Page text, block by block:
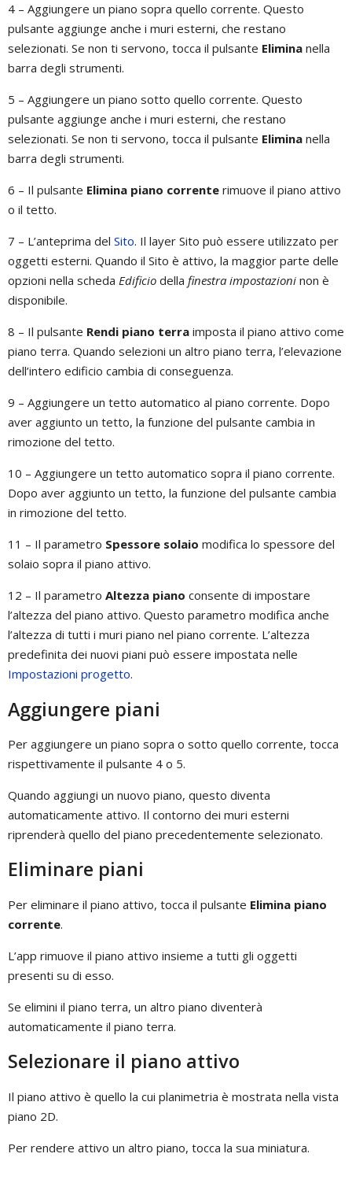
4 – Aggiungere un piano sopra quello corrente. Questo
pulsante aggiunge anche i muri esterni, che restano
selezionati. Se non ti servono, tocca il pulsante Elimina nella
barra degli strumenti.
5 – Aggiungere un piano sotto quello corrente. Questo
pulsante aggiunge anche i muri esterni, che restano
selezionati. Se non ti servono, tocca il pulsante Elimina nella
barra degli strumenti.
6 – Il pulsante Elimina piano corrente rimuove il piano attivo
o il tetto.
7 – L’anteprima del Sito. Il layer Sito può essere utilizzato per
oggetti esterni. Quando il Sito è attivo, la maggior parte delle
opzioni nella scheda Edificio della finestra impostazioni non è
disponibile.
8 – Il pulsante Rendi piano terra imposta il piano attivo come
piano terra. Quando selezioni un altro piano terra, l’elevazione
dell’intero edificio cambia di conseguenza.
9 – Aggiungere un tetto automatico al piano corrente. Dopo
aver aggiunto un tetto, la funzione del pulsante cambia in
rimozione del tetto.
10 – Aggiungere un tetto automatico sopra il piano corrente.
Dopo aver aggiunto un tetto, la funzione del pulsante cambia
in rimozione del tetto.
11 – Il parametro Spessore solaio modifica lo spessore del
solaio sopra il piano attivo.
12 – Il parametro Altezza piano consente di impostare
l’altezza del piano attivo. Questo parametro modifica anche
l’altezza di tutti i muri piano nel piano corrente. L’altezza
predefinita dei nuovi piani può essere impostata nelle
Impostazioni progetto.
Aggiungere piani
Per aggiungere un piano sopra o sotto quello corrente, tocca
rispettivamente il pulsante 4 o 5.
Quando aggiungi un nuovo piano, questo diventa
automaticamente attivo. Il contorno dei muri esterni
riprenderà quello del piano precedentemente selezionato.
Eliminare piani
Per eliminare il piano attivo, tocca il pulsante Elimina piano
corrente.
L’app rimuove il piano attivo insieme a tutti gli oggetti
presenti su di esso.
Se elimini il piano terra, un altro piano diventerà
automaticamente il piano terra.
Selezionare il piano attivo
Il piano attivo è quello la cui planimetria è mostrata nella vista
piano 2D.
Per rendere attivo un altro piano, tocca la sua miniatura.